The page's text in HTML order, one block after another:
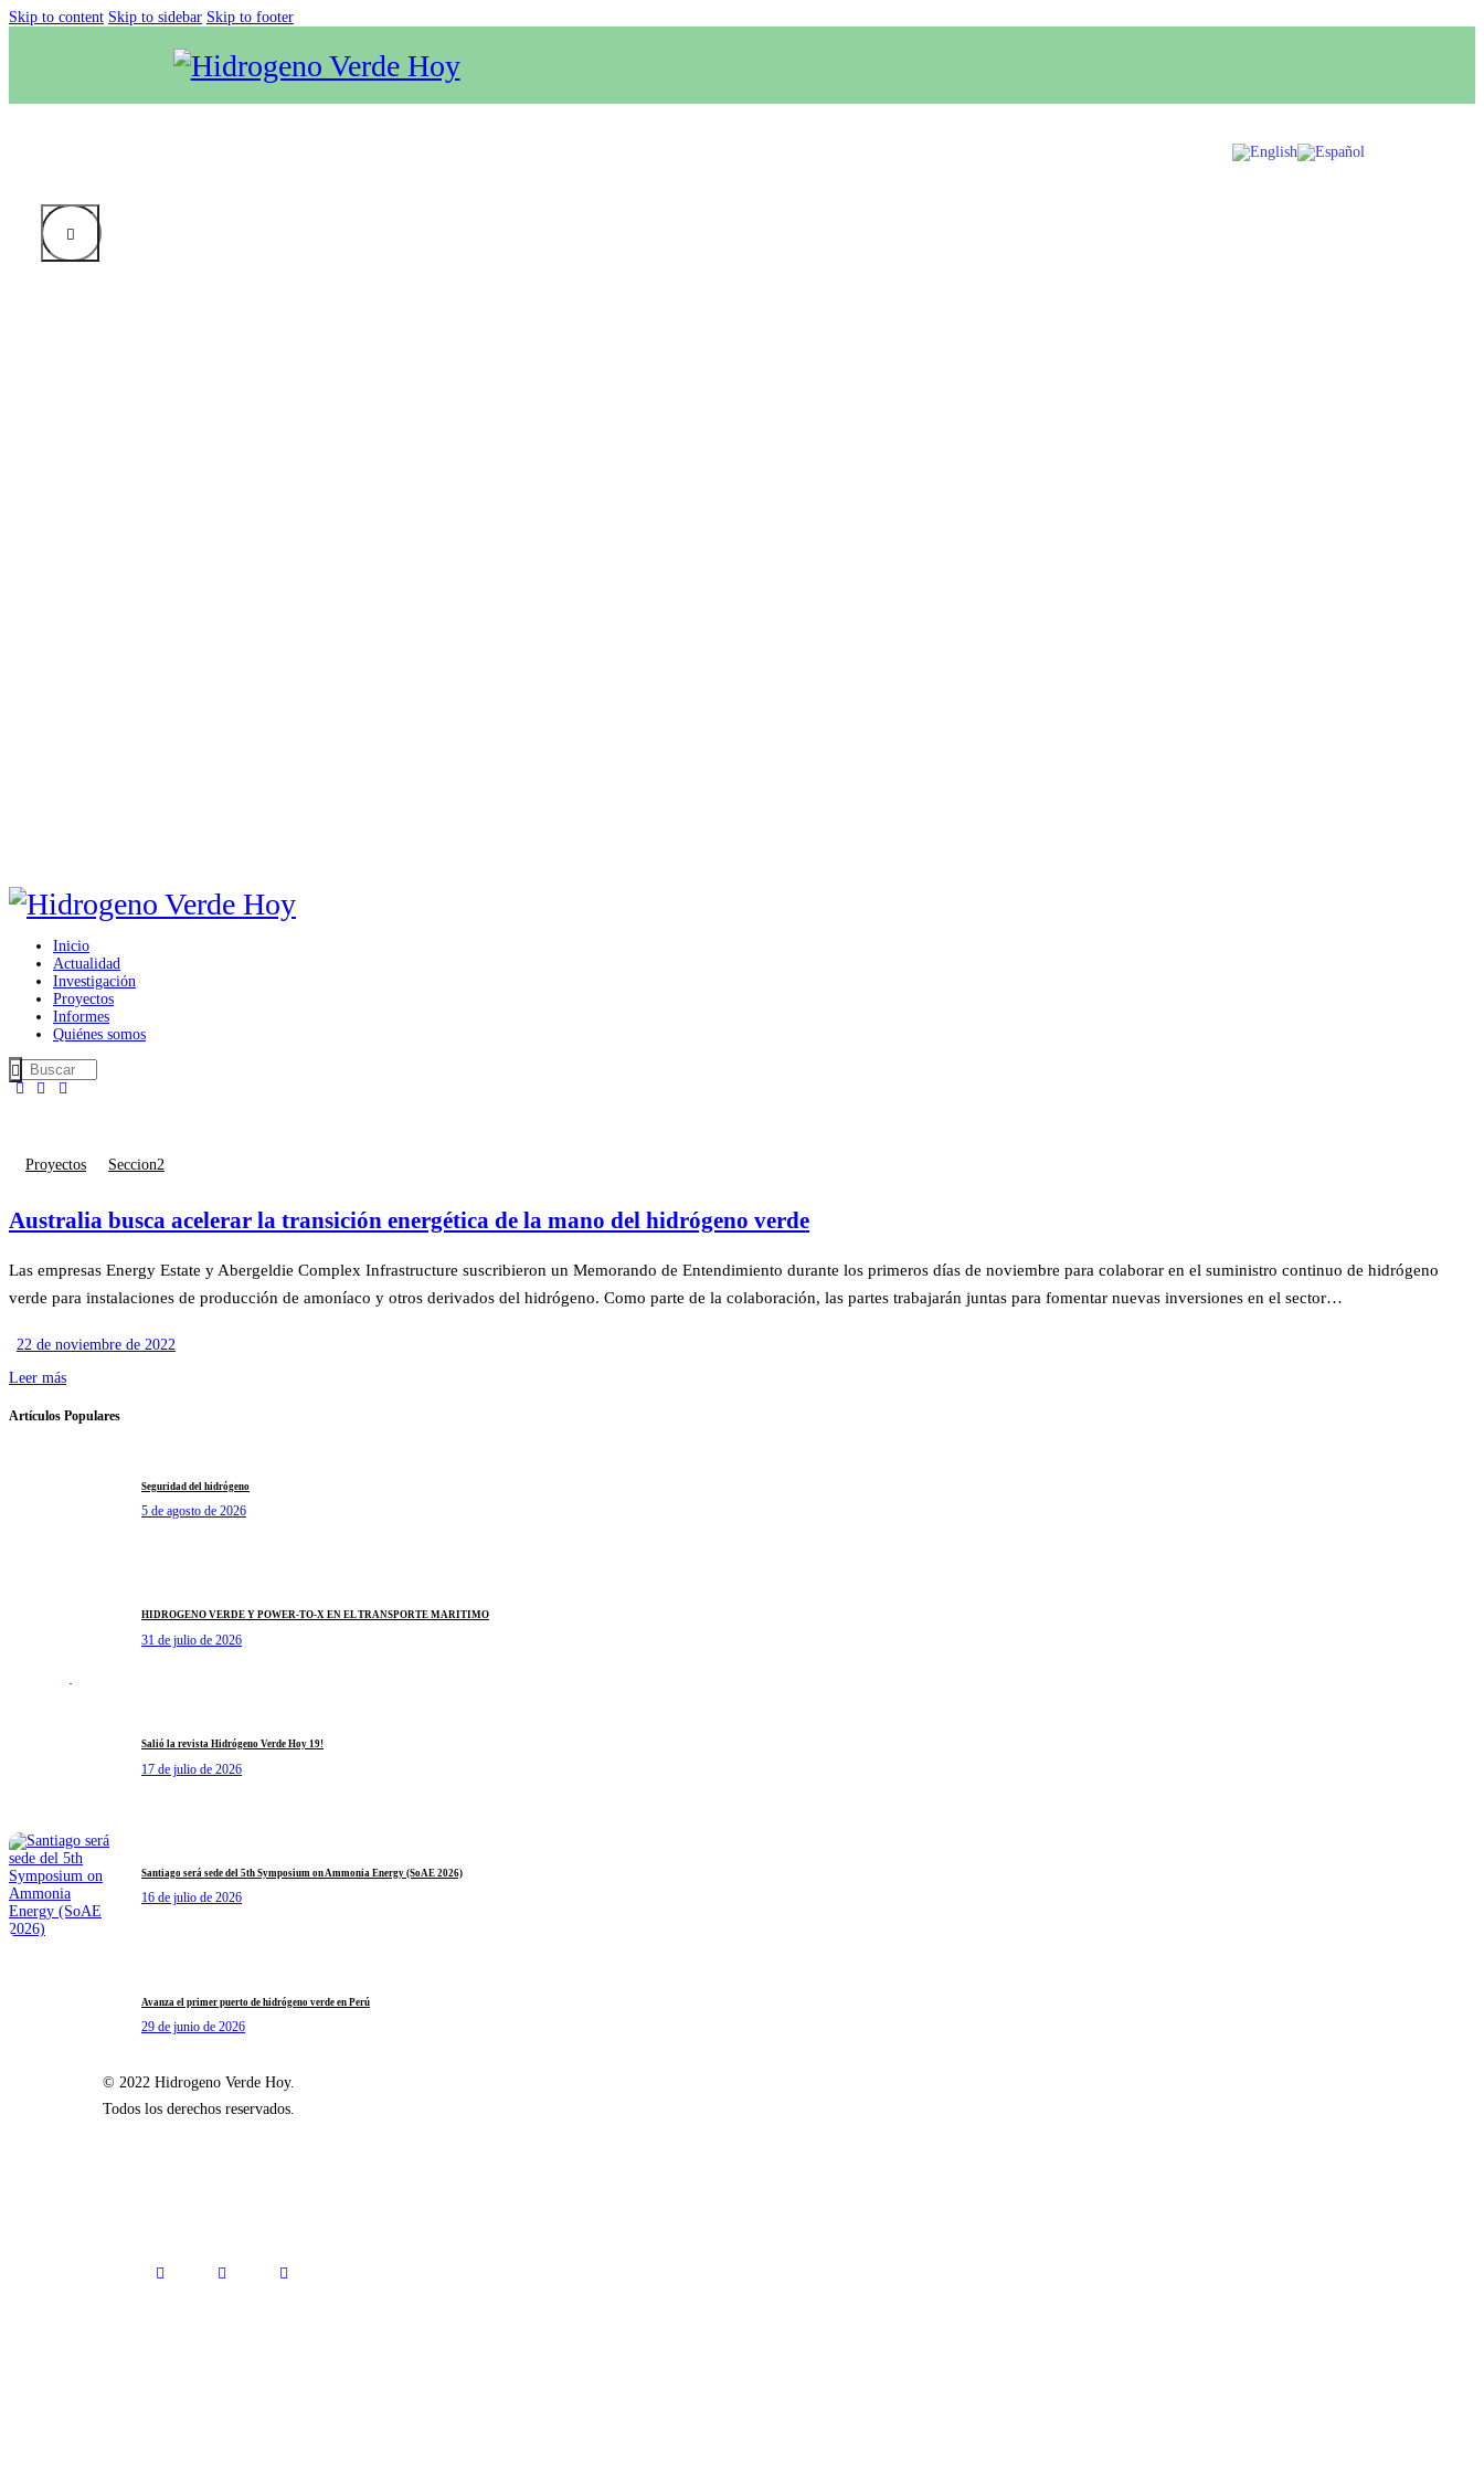
Skip to content Skip to sidebar Skip to footer
Inicio
Actualidad
Investigación
Proyectos
Informes
Quiénes somos
Proyectos Seccion2
Australia busca acelerar la transición energética de la mano del hidrógeno verde
Las empresas Energy Estate y Abergeldie Complex Infrastructure suscribieron un Memorando de Entendimiento durante los primeros días de noviembre para colaborar en el suministro continuo de hidrógeno
verde para instalaciones de producción de amoníaco y otros derivados del hidrógeno. Como parte de la colaboración, las partes trabajarán juntas para fomentar nuevas inversiones en el sector…
22 de noviembre de 2022
Leer más
Artículos Populares
Seguridad del hidrógeno
5 de agosto de 2026
HIDRÓGENO VERDE Y POWER-TO-X EN EL TRANSPORTE MARÍTIMO
31 de julio de 2026
Salió la revista Hidrógeno Verde Hoy 19!
17 de julio de 2026
Santiago será sede del 5th Symposium on Ammonia Energy (SoAE 2026)
16 de julio de 2026
Avanza el primer puerto de hidrógeno verde en Perú
29 de junio de 2026
© 2022 Hidrogeno Verde Hoy.
Todos los derechos reservados.